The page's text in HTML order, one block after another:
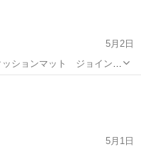
5月2日
ションマット ジョイント
パーツ 18枚 厚み 極厚
テリアにもよく馴染む木目調...
5月1日